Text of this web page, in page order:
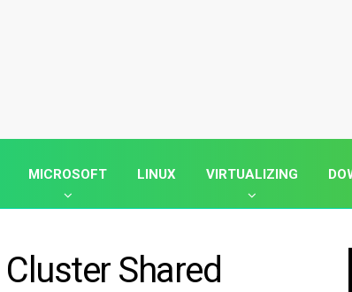
MICROSOFT LINUX VIRTUALIZING
Shared